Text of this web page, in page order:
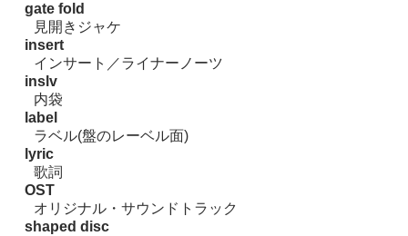
gate fold
見開きジャケ
insert
インサート／ライナーノーツ
inslv
内袋
label
ラベル(盤のレーベル面)
lyric
歌詞
OST
オリジナル・サウンドトラック
shaped disc